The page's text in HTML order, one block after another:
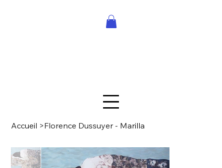
Accueil >Florence Dussuyer - Marilla